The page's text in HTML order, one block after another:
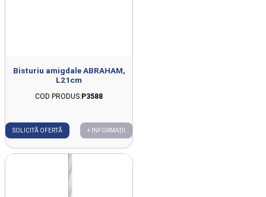
Bisturiu amigdale ABRAHAM,
L21cm
COD PRODUS:P3588
SOLICITĂ OFERTĂ + INFORMAȚII